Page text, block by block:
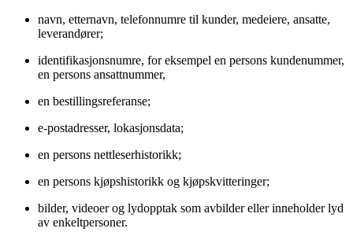
navn, etternavn, telefonnumre til kunder, medeiere, ansatte,
leverandører;
identifikasjonsnumre, for eksempel en persons kundenummer,
en persons ansattnummer,
en bestillingsreferanse;
e-postadresser, lokasjonsdata;
en persons nettleserhistorikk;
en persons kjøpshistorikk og kjøpskvitteringer;
bilder, videoer og lydopptak som avbilder eller inneholder lyd
av enkeltpersoner.